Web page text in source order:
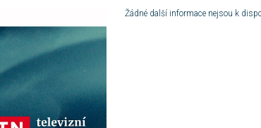
ZPRÁVY
počasí
ZPRÁVY
středomořská
kráska
16:50
Dobrodružství
vědy a techniky
Zajímavosti z
regionů
Studio ČT24
Žádné další informace nejsou k